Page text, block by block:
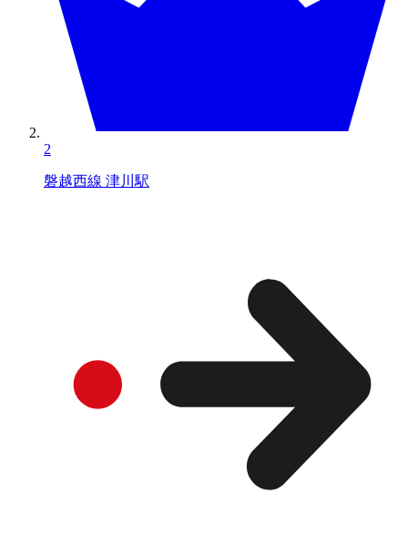
2
磐越西線 津川駅